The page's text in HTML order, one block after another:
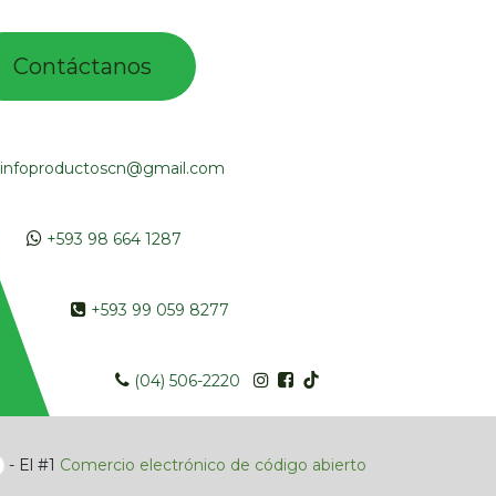
infoproductoscn@gmail.com
+593 98 664 1287
​ +593 99 059 8277
(04) 506-2220 ​​​
Contác​tano​​​s​​​​​
- El #1 Comercio electrónico de código abierto